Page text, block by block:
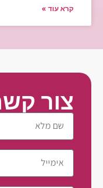
קרא עוד »
צור